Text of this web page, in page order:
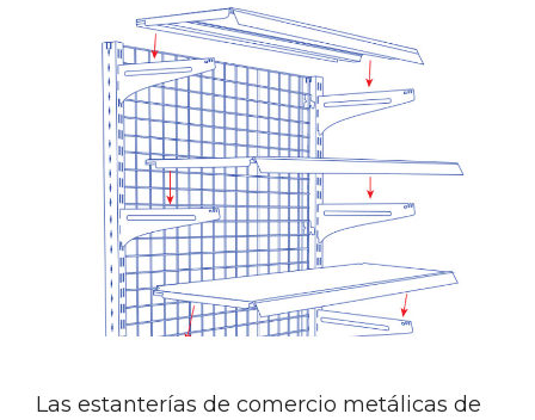
Las estanterías de comercio metálicas de